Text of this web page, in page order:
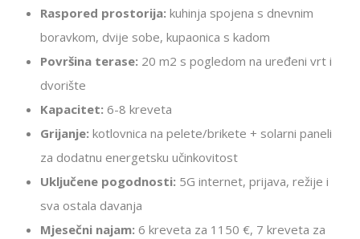
Raspored prostorija: kuhinja spojena s dnevnim
boravkom, dvije sobe, kupaonica s kadom
Površina terase: 20 m2 s pogledom na uređeni vrt i
dvorište
Kapacitet: 6-8 kreveta
Grijanje: kotlovnica na pelete/brikete + solarni paneli
za dodatnu energetsku učinkovitost
Uključene pogodnosti: 5G internet, prijava, režije i
sva ostala davanja
Mjesečni najam: 6 kreveta za 1150 €, 7 kreveta za